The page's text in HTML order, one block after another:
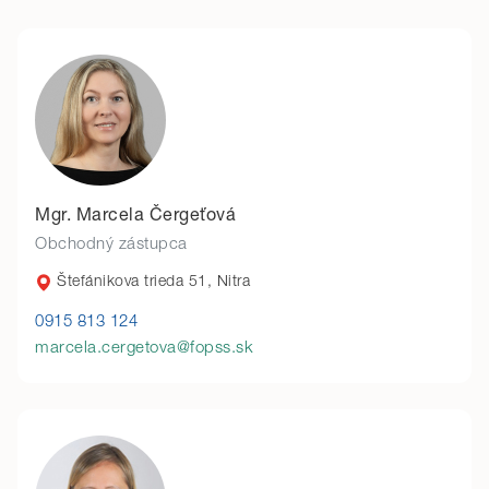
Mgr. Marcela Čergeťová
Obchodný zástupca
Štefánikova trieda 51, Nitra
0915 813 124
marcela.cergetova@fopss.sk